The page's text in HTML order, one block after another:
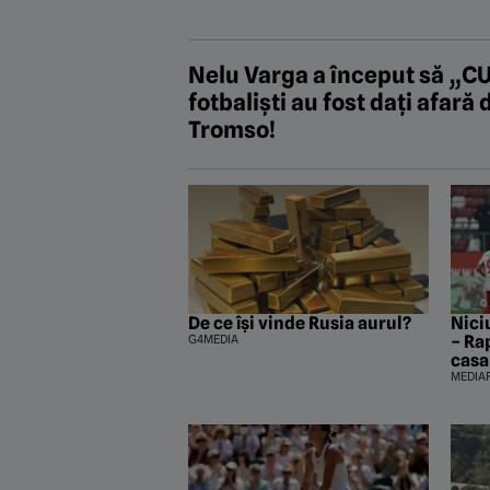
Nelu Varga a început să
fotbaliști au fost dați afară
Tromso!
De ce își vinde Rusia aurul?
G4MEDIA
–